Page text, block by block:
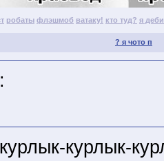
робаты флэшмоб ватаку! кто туд? я
? я чото п
курлык-